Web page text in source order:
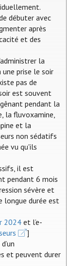
débuter avec
après
et des
la
une prise le soir
pas de
est souvent
pendant la
la fluvoxamine,
et la
non sédatifs
vu qu'ils
il est
pendant 6 mois
sévère et
longue durée est
2024 et l’e-
]
et peuvent durer